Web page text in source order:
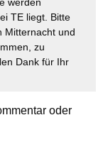
werden
TE liegt. Bitte
Mitternacht und
zu
Dank für Ihr
oder